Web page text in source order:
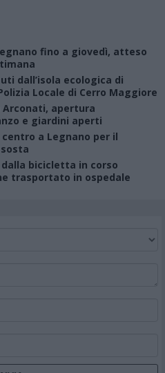
fino a giovedì, atteso
dall’isola ecologica di
Locale di Cerro Maggiore
Arconati, apertura
e giardini aperti
a Legnano per il
dalla bicicletta in corso
trasportato in ospedale